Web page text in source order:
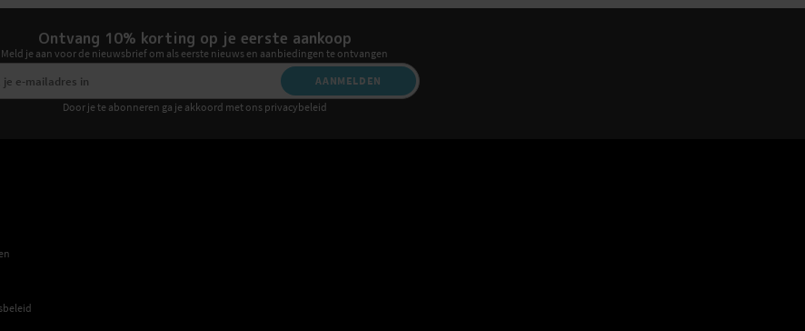
Ontvang 10% korting op je eerste aankoop
Meld je aan voor de nieuwsbrief om als eerste nieuws en aanbiedingen te ontvangen
AANMELDEN
Door je te abonneren ga je akkoord met ons privacybeleid